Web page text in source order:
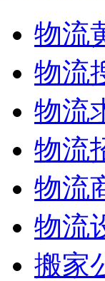
物流
物流
物流
物流
物流
物流
搬家